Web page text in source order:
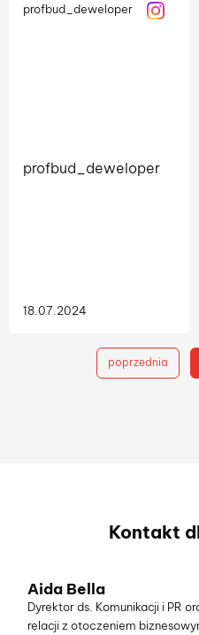
nowoczesnością. 🌳✨
profbud_deweloper
profbud_deweloper
18.07.2024
poprzednia
Kontakt
Aida Bella
Dyrektor ds. Komunikacji i PR
relacji z otoczeniem